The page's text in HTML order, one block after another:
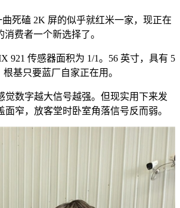
磕 2K 屏的似乎就红米一家，现正在
费者一个新选择了。
传感器面积为 1/1。56 英寸，具有 5
基只要蓝厂自家正在用。
数字越大信号越强。但现实用下来发
窄，放客堂时卧室角落信号反而弱。